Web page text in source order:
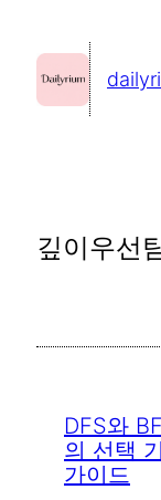
깊이우선
DFS와
의 선택
가이드